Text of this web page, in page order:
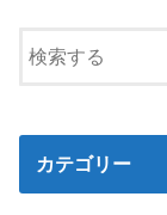
カテゴリー